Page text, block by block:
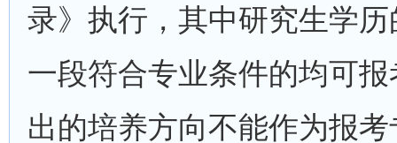
录》执行，其中研究生学
一段符合专业条件的均可
出的培养方向不能作为报